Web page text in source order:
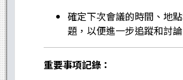
確定下次會議的時間、地
題，以便進一步追蹤和討論
重要事項記錄：